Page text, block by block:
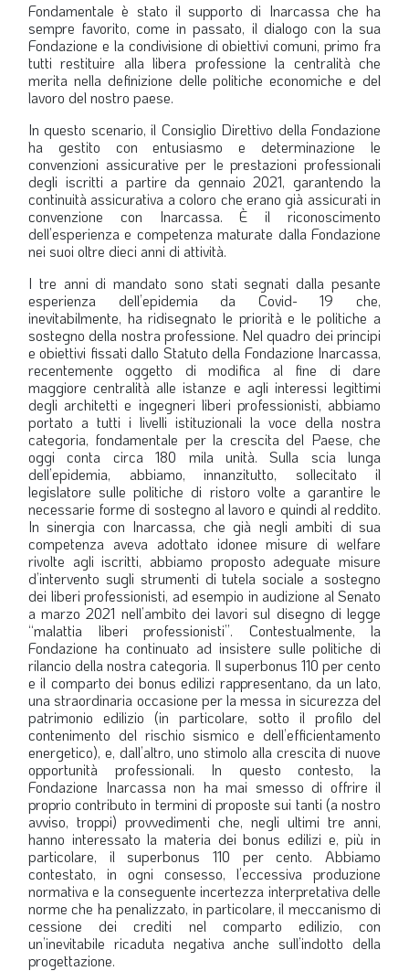
Fondamentale è stato il supporto di Inarcassa che ha
sempre favorito, come in passato, il dialogo con la sua
Fondazione e la condivisione di obiettivi comuni, primo fra
tutti restituire alla libera professione la centralità che
merita nella definizione delle politiche economiche e del
lavoro del nostro paese.
In questo scenario, il Consiglio Direttivo della Fondazione
ha gestito con entusiasmo e determinazione le
convenzioni assicurative per le prestazioni professionali
degli iscritti a partire da gennaio 2021, garantendo la
continuità assicurativa a coloro che erano già assicurati in
convenzione con Inarcassa. È il riconoscimento
dell’esperienza e competenza maturate dalla Fondazione
nei suoi oltre dieci anni di attività.
I tre anni di mandato sono stati segnati dalla pesante
esperienza dell’epidemia da Covid- 19 che,
inevitabilmente, ha ridisegnato le priorità e le politiche a
sostegno della nostra professione. Nel quadro dei principi
e obiettivi fissati dallo Statuto della Fondazione Inarcassa,
recentemente oggetto di modifica al fine di dare
maggiore centralità alle istanze e agli interessi legittimi
degli architetti e ingegneri liberi professionisti, abbiamo
portato a tutti i livelli istituzionali la voce della nostra
categoria, fondamentale per la crescita del Paese, che
oggi conta circa 180 mila unità. Sulla scia lunga
dell’epidemia, abbiamo, innanzitutto, sollecitato il
legislatore sulle politiche di ristoro volte a garantire le
necessarie forme di sostegno al lavoro e quindi al reddito.
In sinergia con Inarcassa, che già negli ambiti di sua
competenza aveva adottato idonee misure di welfare
rivolte agli iscritti, abbiamo proposto adeguate misure
d’intervento sugli strumenti di tutela sociale a sostegno
dei liberi professionisti, ad esempio in audizione al Senato
a marzo 2021 nell’ambito dei lavori sul disegno di legge
“malattia liberi professionisti”. Contestualmente, la
Fondazione ha continuato ad insistere sulle politiche di
rilancio della nostra categoria. Il superbonus 110 per cento
e il comparto dei bonus edilizi rappresentano, da un lato,
una straordinaria occasione per la messa in sicurezza del
patrimonio edilizio (in particolare, sotto il profilo del
contenimento del rischio sismico e dell’efficientamento
energetico), e, dall’altro, uno stimolo alla crescita di nuove
opportunità professionali. In questo contesto, la
Fondazione Inarcassa non ha mai smesso di offrire il
proprio contributo in termini di proposte sui tanti (a nostro
avviso, troppi) provvedimenti che, negli ultimi tre anni,
hanno interessato la materia dei bonus edilizi e, più in
particolare, il superbonus 110 per cento. Abbiamo
contestato, in ogni consesso, l’eccessiva produzione
normativa e la conseguente incertezza interpretativa delle
norme che ha penalizzato, in particolare, il meccanismo di
cessione dei crediti nel comparto edilizio, con
un’inevitabile ricaduta negativa anche sull’indotto della
progettazione.